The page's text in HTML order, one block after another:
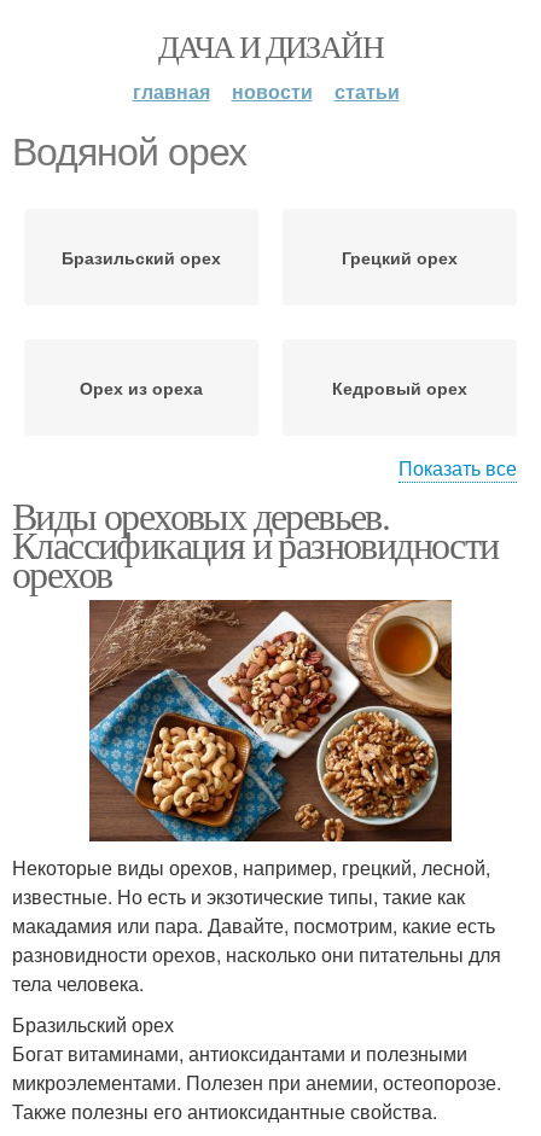
ДАЧА И ДИЗАЙН
главная новости статьи
Водяной орех
Бразильский орех Грецкий орех
Орех из ореха Кедровый орех
Полезный орех Орех для мужчин
Популярные орехи
Показать все
Виды ореховых деревьев.
Классификация и разновидности
орехов
Некоторые виды орехов, например, грецкий, лесной,
известные. Но есть и экзотические типы, такие как
макадамия или пара. Давайте, посмотрим, какие есть
разновидности орехов, насколько они питательны для
тела человека.
Бразильский орех
Богат витаминами, антиоксидантами и полезными
микроэлементами. Полезен при анемии, остеопорозе.
Также полезны его антиоксидантные свойства.